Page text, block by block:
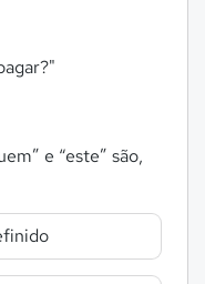
e “este” são,